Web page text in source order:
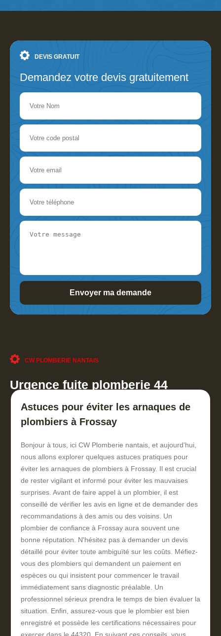
DEVIS GRATUIT
Demandez votre devis gratuitement
CW PLOMBERIE NANTAIS
Urgence fuite plomberie 44
Astuces pour éviter les arnaques de
plombiers à Frossay
Bonjour à tous, ici CW Plomberie nantais, et aujourd'hui,
nous allons explorer quelques astuces pratiques pour
éviter les arnaques de plombiers à Frossay. Il est crucial
de rester vigilant et informé pour éviter les mauvaises
surprises. Avant de faire appel à un plombier, il est
conseillé de vérifier les avis en ligne et de demander des
recommandations à des amis ou des voisins. Un
plombier de confiance à Frossay aura souvent une
bonne réputation. N'hésitez pas à demander un devis
détaillé pour éviter toute ambiguïté sur les coûts. Méfiez-
vous des plombiers qui demandent un paiement en
espèces ou qui insistent pour commencer le travail
immédiatement sans diagnostic préalable. Un
professionnel sérieux prendra le temps de bien évaluer la
situation. Enfin, assurez-vous que le plombier est bien
enregistré et possède les certifications nécessaires pour